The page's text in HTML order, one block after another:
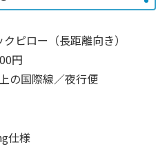
ピロー（長距離向き）
円
の国際線／夜行便
仕様